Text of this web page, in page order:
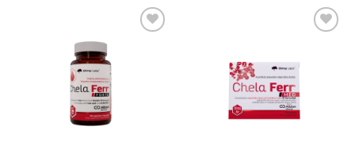
Pievienot vēlmju
sarakstam